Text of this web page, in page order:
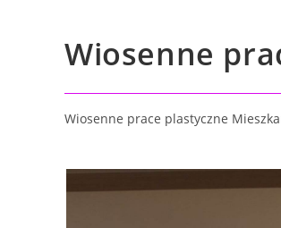
Wiosenne
Wiosenne prace plastyczne